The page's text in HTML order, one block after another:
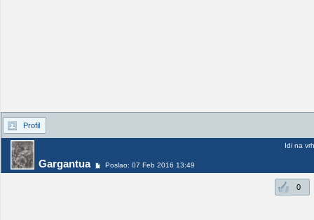
Profil
Gargantua Poslao: 07 Feb 2016 13:49
Idi na vrh
0